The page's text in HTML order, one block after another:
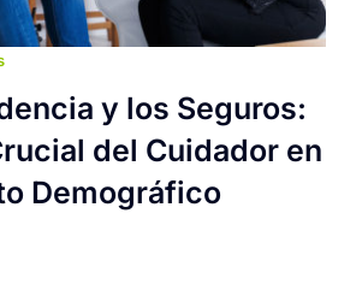
y los Seguros:
del Cuidador en
Demográfico